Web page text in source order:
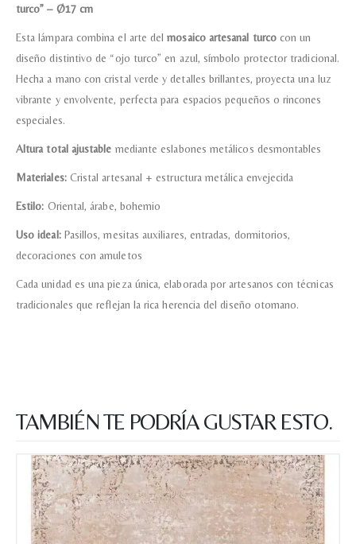
turco” – Ø17 cm
Esta lámpara combina el arte delmosaico artesanal turcocon un
diseño distintivo de “ojo turco” en azul, símbolo protector tradicional.
Hecha a mano con cristal verde y detalles brillantes, proyecta una luz
vibrante y envolvente, perfecta para espacios pequeños o rincones
especiales.
Altura total ajustable mediante eslabones metálicos desmontables
Materiales:Cristal artesanal + estructura metálica envejecida
Estilo: Oriental, árabe, bohemio
Uso ideal:Pasillos, mesitas auxiliares, entradas, dormitorios,
decoraciones con amuletos
Cada unidad es una pieza única, elaborada por artesanos con técnicas
tradicionales que reflejan la rica herencia del diseño otomano.
TAMBIÉN TE PODRÍA GUSTAR ESTO.